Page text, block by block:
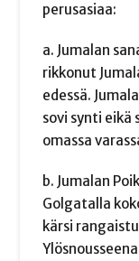
perusasiaa:
a. Jumalan
rikkonut
edessä.
sovi synti eikä
omassa
b. Jumalan
Golgatalla
kärsi